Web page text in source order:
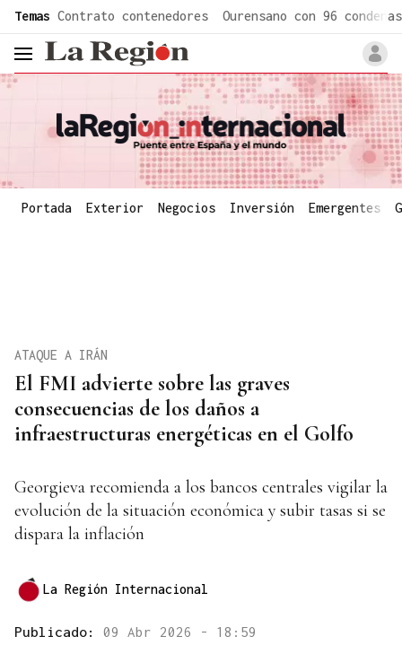
Temas Contrato contenedores Ourensano con 96 condenas
header.menu.open
Portada Exterior Negocios Inversión Emergentes
El FMI advierte sobre las graves
consecuencias de los daños a
infraestructuras energéticas en el Golfo
ATAQUE A IRÁN
Georgieva recomienda a los bancos centrales vigilar la
evolución de la situación económica y subir tasas si se
dispara la inflación
La Región Internacional
Publicado: 09 Abr 2026 - 18:59